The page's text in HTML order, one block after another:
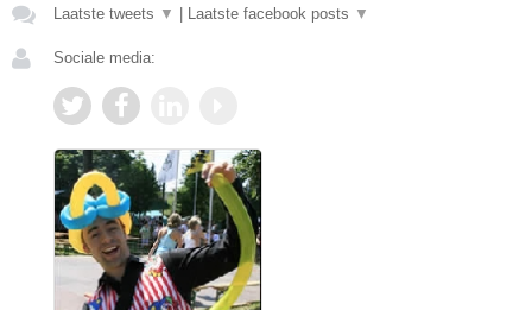
Laatste tweets ▼ Laatste facebook posts ▼
Sociale media: